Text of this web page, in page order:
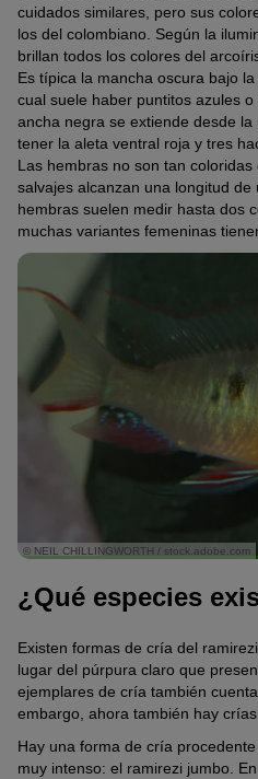
cuidados similares, pero sus
los del colombiano. Según la
brillan todos los colores del
Es típica la mancha oscura bajo
cual suele haber puntitos azules
ancha negra se extiende desde
tener la aleta ventral roja y tres
Las hembras no son tan
salvajes alcanzan una longitud
hembras suelen medir hasta dos
muchas variantes femeninas
© NEIL CHILLINGWORTH / stock.adobe.com
¿Qué especies
Existen formas de cría del
lugar del púrpura claro que
ejemplares de cría también
embargo, ahora también hay
Hay una forma de cría
muy intenso: el ramirezi jumbo.